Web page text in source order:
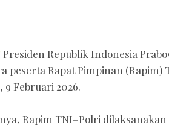
Presiden Republik Indonesia
peserta Rapat Pimpinan (Rapim)
9 Februari 2026.
Rapim TNI–Polri